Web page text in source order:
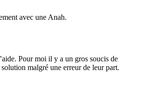
avec une Anah.
Pour moi il y a un gros soucis de
malgré une erreur de leur part.